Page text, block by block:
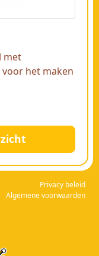
met
het maken
Privacy beleid
Algemene voorwaarden